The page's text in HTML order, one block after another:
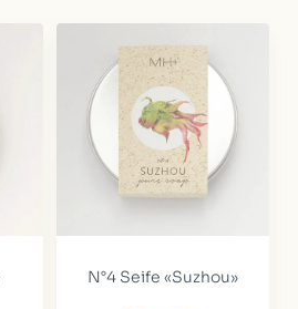
N°4 Seife «Suzhou»